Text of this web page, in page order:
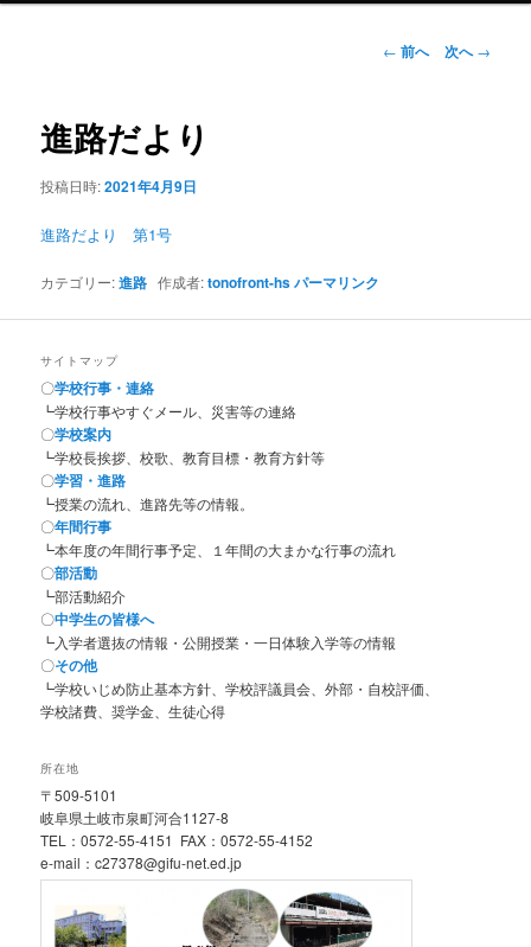
テ
ン
ツ
動
投← 前へ 次へ→
進路だより
投稿日時:2021年4月9日
進路だより 第1号
カテゴリー:進路 作成者:tonofront-hsパーマリンク
サイトマップ
〇学校行事・連絡
┗学校行事やすぐメール、災害等の連絡
〇学校案内
┗学校長挨拶、校歌、教育目標・教育方針等
〇学習・進路
┗授業の流れ、進路先等の情報。
〇年間行事
┗本年度の年間行事予定、１年間の大まかな行事の流れ
〇部活動
┗部活動紹介
〇中学生の皆様へ
┗入学者選抜の情報・公開授業・一日体験入学等の情報
〇その他
┗学校いじめ防止基本方針、学校評議員会、外部・自校評価、
学校諸費、奨学金、生徒心得
所在地
〒509-5101
岐阜県土岐市泉町河合1127-8
TEL：0572-55-4151 FAX：0572-55-4152
e-mail：c27378@gifu-net.ed.jp